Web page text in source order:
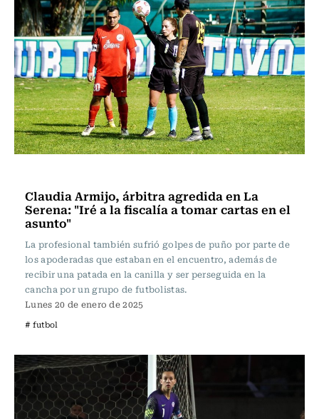
Claudia Armijo, árbitra agredida en La
Serena: "Iré a la fiscalía a tomar cartas en el
asunto"
La profesional también sufrió golpes de puño por parte de
los apoderadas que estaban en el encuentro, además de
recibir una patada en la canilla y ser perseguida en la
cancha por un grupo de futbolistas.
Lunes 20 de enero de 2025
# futbol